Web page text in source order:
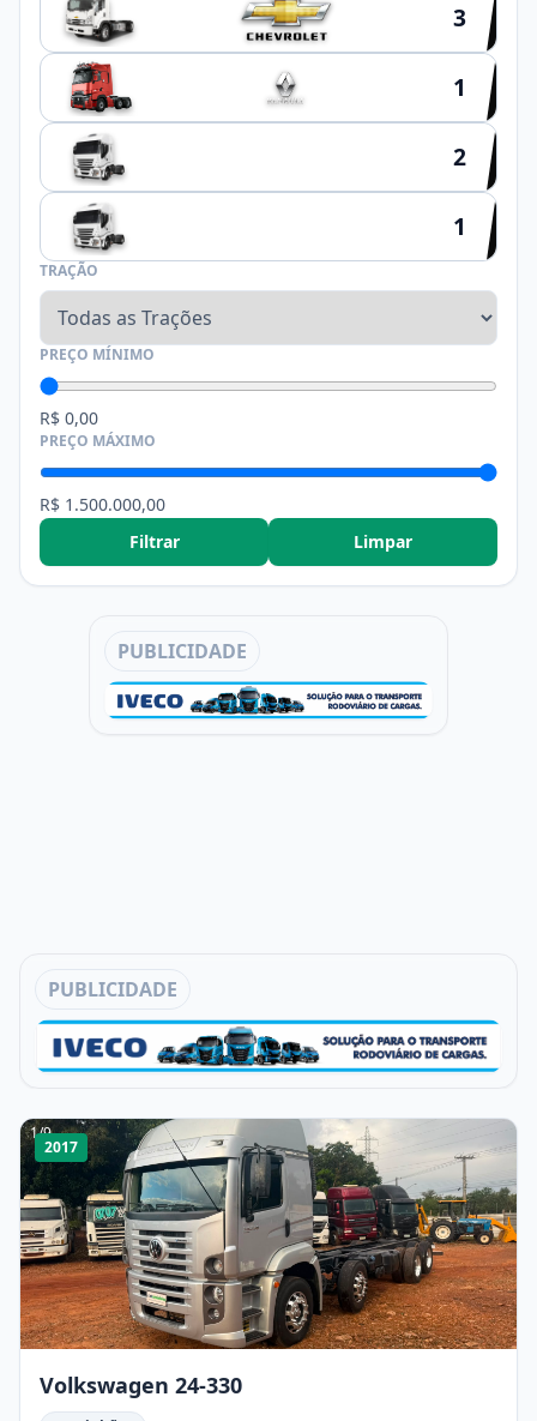
3
1
2
1
TRAÇÃO
PREÇO MÍNIMO
R$ 0,00
PREÇO MÁXIMO
R$ 1.500.000,00
Filtrar
Limpar
PUBLICIDADE
PUBLICIDADE
1/9
2017
Volkswagen 24-330